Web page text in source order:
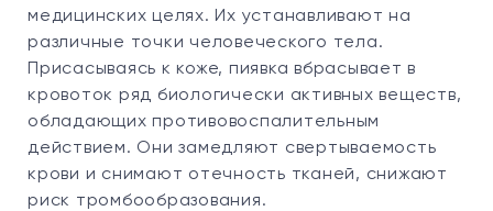
медицинских целях. Их устанавливают на
различные точки человеческого тела.
Присасываясь к коже, пиявка вбрасывает в
кровоток ряд биологически активных веществ,
обладающих противовоспалительным
действием. Они замедляют свертываемость
крови и снимают отечность тканей, снижают
риск тромбообразования.